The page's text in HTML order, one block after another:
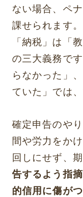
ない場合、ペ
課せられます
「納税」は「
の三大義務で
らなかった」
ていた」では
確定申告のや
間や労力をか
回しにせず、
告するよう指
的信用に傷が